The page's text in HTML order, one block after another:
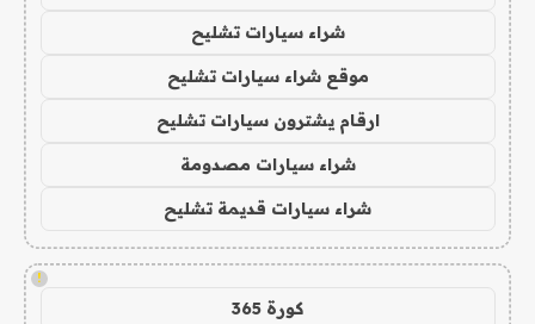
شراء سيارات تشليح
موقع شراء سيارات تشليح
ارقام يشترون سيارات تشليح
شراء سيارات مصدومة
شراء سيارات قديمة تشليح
!
كورة 365